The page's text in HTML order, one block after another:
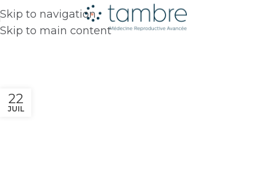
Skip to navigation
Skip to main content
22
JUIL